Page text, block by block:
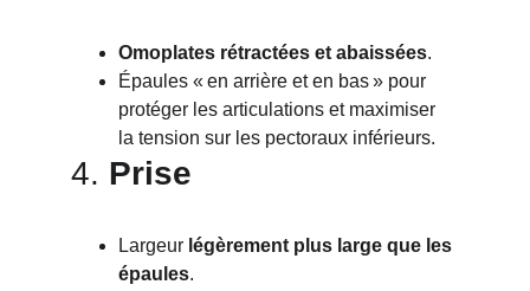
Omoplates rétractées et abaissées.
Épaules « en arrière et en bas » pour
protéger les articulations et maximiser
la tension sur les pectoraux inférieurs.
4. Prise
Largeur légèrement plus large que les
épaules.